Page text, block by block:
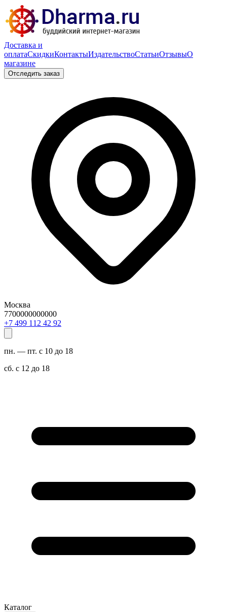
Доставка и
оплатаСкидкиКонтактыИздательствоСтатьиОтзывыО
магазине
Отследить заказ
Москва
7700000000000
29 24 211 994 7+
пн. — пт. с 10 до 18
сб. с 12 до 18
Каталог